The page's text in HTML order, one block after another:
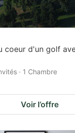
coeur d'un golf
· 1 Chambre
Voir l’offre